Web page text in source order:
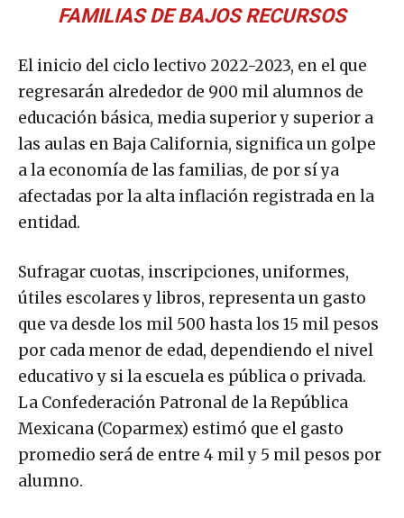
FAMILIAS DE BAJOS RECURSOS
El inicio del ciclo lectivo 2022-2023, en el que
regresarán alrededor de 900 mil alumnos de
educación básica, media superior y superior a
las aulas en Baja California, significa un golpe
a la economía de las familias, de por sí ya
afectadas por la alta inflación registrada en la
entidad.
Sufragar cuotas, inscripciones, uniformes,
útiles escolares y libros, representa un gasto
que va desde los mil 500 hasta los 15 mil pesos
por cada menor de edad, dependiendo el nivel
educativo y si la escuela es pública o privada.
La Confederación Patronal de la República
Mexicana (Coparmex) estimó que el gasto
promedio será de entre 4 mil y 5 mil pesos por
alumno.